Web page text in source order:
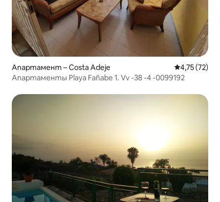
Апартамент – Costa Adeje Средна
4,75 (72)
Апартаменты Playa Fañabe 1. Vv -38 -4 -0099192